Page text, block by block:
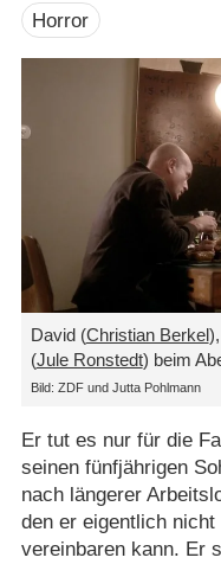
Horror
David (Christian Berkel
(Jule Ronstedt) beim
Bild: ZDF und Jutta Pohlmann
Er tut es nur für die
seinen fünfjährigen
nach längerer
den er eigentlich
vereinbaren kann. Er